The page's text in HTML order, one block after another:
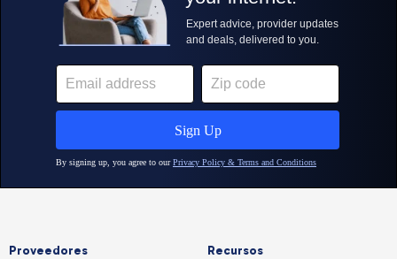
Proveedores Recursos